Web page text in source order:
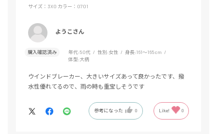
サイズ：3XO カラー：0701
ようこさん
購入確認済み 年代:50代 性別:女性 身長:161～165cm
体型:大柄
ウインドブレーカー、大きいサイズあって良かったです、撥
水性優れてるので、雨の時も重宝しそうです
参考になった 0 Like! 0